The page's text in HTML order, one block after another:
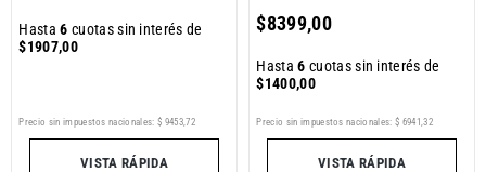
Hasta6 cuotas sin interés de
$1907,00
Precio sin impuestos nacionales: $ 9453,72
VISTA RÁPIDA
$8399,00
Hasta6 cuotas sin interés de
$1400,00
Precio sin impuestos nacionales: $ 6941 ,32
VISTA RÁPIDA